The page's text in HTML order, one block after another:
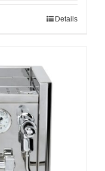
Details